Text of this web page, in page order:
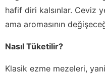
hafif diri kalsınlar. Ceviz
ama aromasının
Nasıl Tüketilir?
Klasik ezme mezeleri, yani